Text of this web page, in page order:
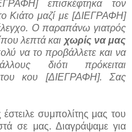
επισκέφτηκα τον
Κιάτο μαζί με [ΔΙΕΓΡΑΦΗ]
Ο παραπάνω γιατρός
λεπτά και χωρίς να μας
να το προβάλλετε και να
διότι πρόκειται
του κου [ΔΙΕΓΡΑΦΗ]. Σας
συμπολίτης μας του
σε μας. Διαγράψαμε για